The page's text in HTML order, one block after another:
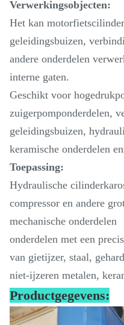
Verwerkingsobjecten:
Het kan
geleidingsbuizen,
andere onderdelen
interne gaten.
Geschikt voor
zuigerpomponderdelen,
geleidingsbuizen,
keramische onderdelen
Toepassing:
Hydraulische
compressor en andere
mechanische onderdelen
onderdelen met een
van gietijzer, staal,
niet-ijzeren metalen,
Productgegevens: